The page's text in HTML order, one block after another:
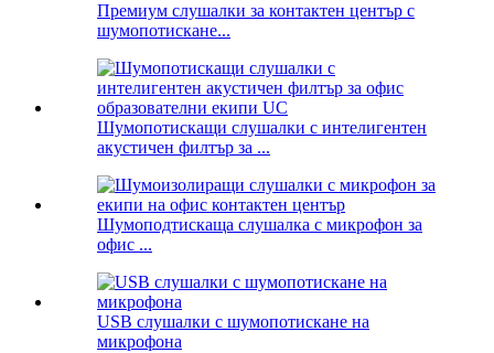
Премиум слушалки за контактен център с
шумопотискане...
Шумопотискащи слушалки с интелигентен
акустичен филтър за ...
Шумоподтискаща слушалка с микрофон за
офис ...
USB слушалки с шумопотискане на
микрофона